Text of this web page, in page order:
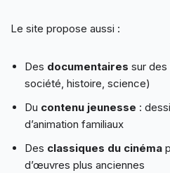
Le site propose aussi :
Des documentaires sur des
société, histoire, science)
Du contenu jeunesse :
d’animation familiaux
Des classiques du cinéma
d’œuvres plus anciennes